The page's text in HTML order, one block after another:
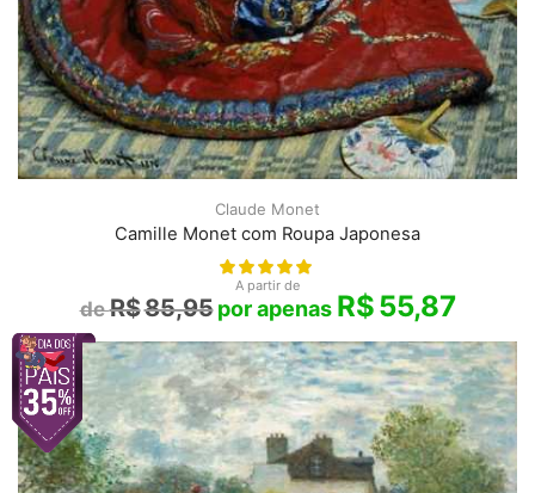
Claude Monet
Camille Monet com Roupa Japonesa
A partir de
R$85,95 R$55,87